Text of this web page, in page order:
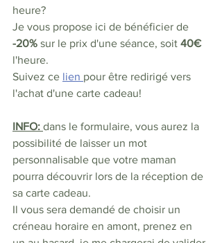
heure?
Je vous propose ici de bénéficier de
-20% sur le prix d'une séance, soit 40€
l'heure.
Suivez ce lien pour être redirigé vers
l'achat d'une carte cadeau!
INFO: dans le formulaire, vous aurez la
possibilité de laisser un mot
personnalisable que votre maman
pourra découvrir lors de la réception de
sa carte cadeau.
Il vous sera demandé de choisir un
créneau horaire en amont, prenez en